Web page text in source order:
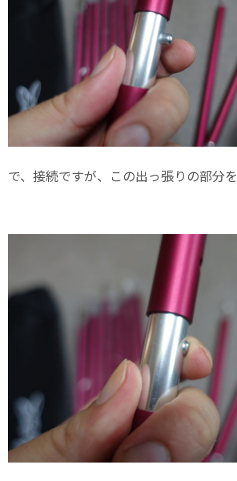
で、接続ですが、この出っ張りの部分を